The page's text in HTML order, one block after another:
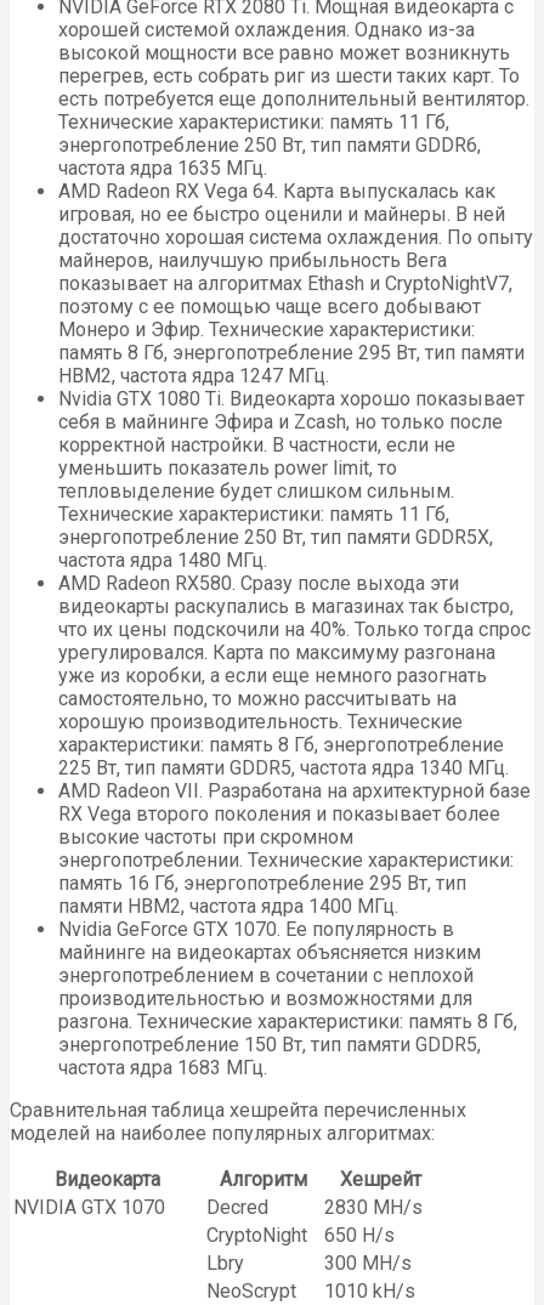
NVIDIA GeForce RTX 2080 Ti. Мощная видеокарта с
хорошей системой охлаждения. Однако из-за
высокой мощности все равно может возникнуть
перегрев, есть собрать риг из шести таких карт. То
есть потребуется еще дополнительный вентилятор.
Технические характеристики: память 11 Гб,
энергопотребление 250 Вт, тип памяти GDDR6,
частота ядра 1635 МГц.
AMD Radeon RX Vega 64. Карта выпускалась как
игровая, но ее быстро оценили и майнеры. В ней
достаточно хорошая система охлаждения. По опыту
майнеров, наилучшую прибыльность Вега
показывает на алгоритмах Ethash и CryptoNightV7,
поэтому с ее помощью чаще всего добывают
Монеро и Эфир. Технические характеристики:
память 8 Гб, энергопотребление 295 Вт, тип памяти
HBM2, частота ядра 1247 МГц.
Nvidia GTX 1080 Ti. Видеокарта хорошо показывает
себя в майнинге Эфира и Zcash, но только после
корректной настройки. В частности, если не
уменьшить показатель power limit, то
тепловыделение будет слишком сильным.
Технические характеристики: память 11 Гб,
энергопотребление 250 Вт, тип памяти GDDR5X,
частота ядра 1480 МГц.
AMD Radeon RX580. Сразу после выхода эти
видеокарты раскупались в магазинах так быстро,
что их цены подскочили на 40%. Только тогда спрос
урегулировался. Карта по максимуму разгонана
уже из коробки, а если еще немного разогнать
самостоятельно, то можно рассчитывать на
хорошую производительность. Технические
характеристики: память 8 Гб, энергопотребление
225 Вт, тип памяти GDDR5, частота ядра 1340 МГц.
AMD Radeon VII. Разработана на архитектурной базе
RX Vega второго поколения и показывает более
высокие частоты при скромном
энергопотреблении. Технические характеристики:
память 16 Гб, энергопотребление 295 Вт, тип
памяти HBM2, частота ядра 1400 МГц.
Nvidia GeForce GTX 1070. Ее популярность в
майнинге на видеокартах объясняется низким
энергопотреблением в сочетании с неплохой
производительностью и возможностями для
разгона. Технические характеристики: память 8 Гб,
энергопотребление 150 Вт, тип памяти GDDR5,
частота ядра 1683 МГц.
Сравнительная таблица хешрейта перечисленных
моделей на наиболее популярных алгоритмах:
Видеокарта
Алгоритм
Хешрейт
NVIDIA GTX 1070
Decred
2830 MH/s
CryptoNight
650 H/s
Lbry
300 MH/s
NeoScrypt
1010 kH/s